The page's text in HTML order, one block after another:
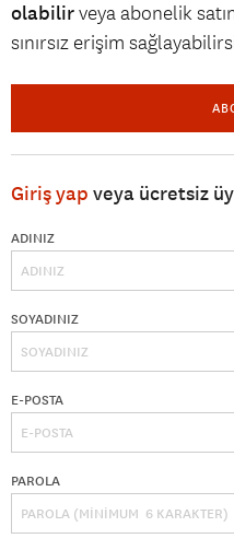
olabilirveya abonelik
sınırsız erişim
Giriş yap veya ücretsiz
ADINIZ
SOYADINIZ
E-POSTA
PAROLA